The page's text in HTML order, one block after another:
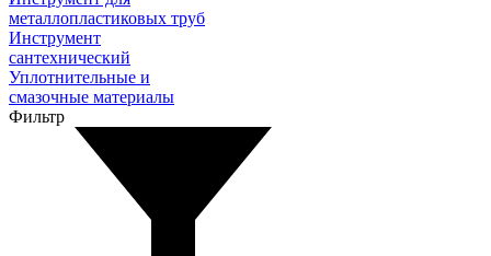
металлопластиковых труб
Инструмент
сантехнический
Уплотнительные и
смазочные материалы
Фильтр